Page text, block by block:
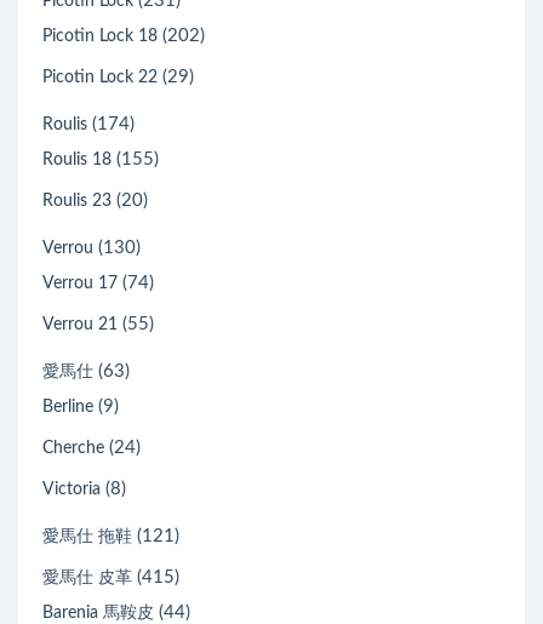
Picotin Lock 18 (202)
Picotin Lock 22 (29)
Roulis (174)
Roulis 18 (155)
Roulis 23 (20)
Verrou (130)
Verrou 17 (74)
Verrou 21 (55)
愛馬仕 (63)
Berline (9)
Cherche (24)
Victoria (8)
愛馬仕 拖鞋 (121)
愛馬仕 皮革 (415)
Barenia 馬鞍皮 (44)